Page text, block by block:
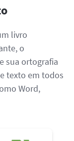
livro
o
sua ortografia
texto em todos
Word,